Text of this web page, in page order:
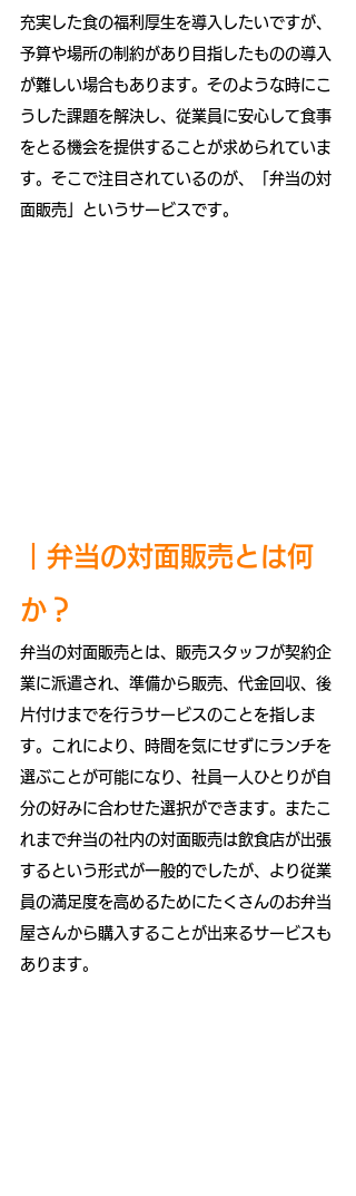
充実した食の福利厚生を導入したいですが、
予算や場所の制約があり目指したものの導入
が難しい場合もあります。そのような時にこ
うした課題を解決し、従業員に安心して食事
をとる機会を提供することが求められていま
す。そこで注目されているのが、「弁当の対
面販売」というサービスです。
弁当の対面販売とは何
か？
弁当の対面販売とは、販売スタッフが契約企
業に派遣され、準備から販売、代金回収、後
片付けまでを行うサービスのことを指しま
す。これにより、時間を気にせずにランチを
選ぶことが可能になり、社員一人ひとりが自
分の好みに合わせた選択ができます。またこ
れまで弁当の社内の対面販売は飲食店が出張
するという形式が一般的でしたが、より従業
員の満足度を高めるためにたくさんのお弁当
屋さんから購入することが出来るサービスも
あります。